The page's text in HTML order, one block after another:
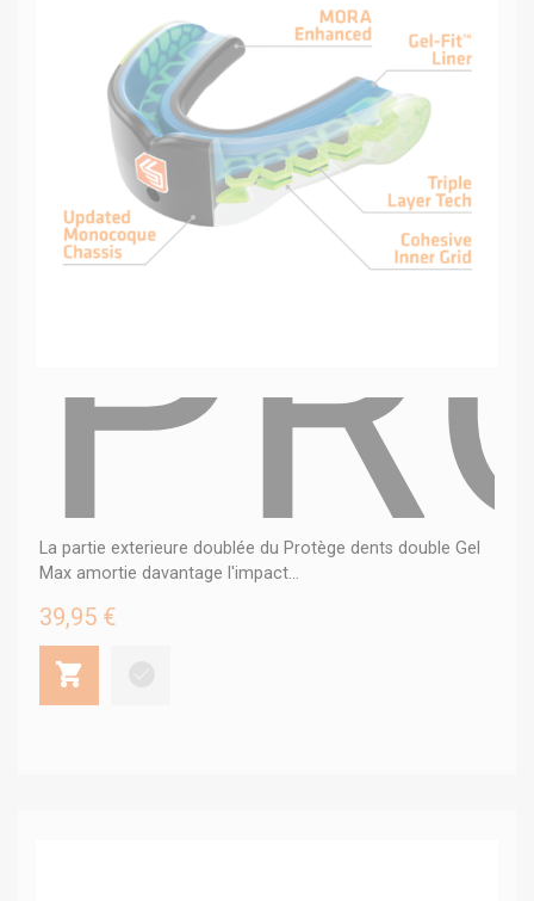
La partie exterieure doublée du Protège dents double Gel
Max amortie davantage l'impact...
39,95 €